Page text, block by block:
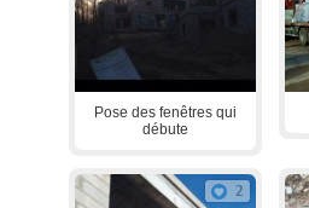
Pose des fenêtres qui
débute
2